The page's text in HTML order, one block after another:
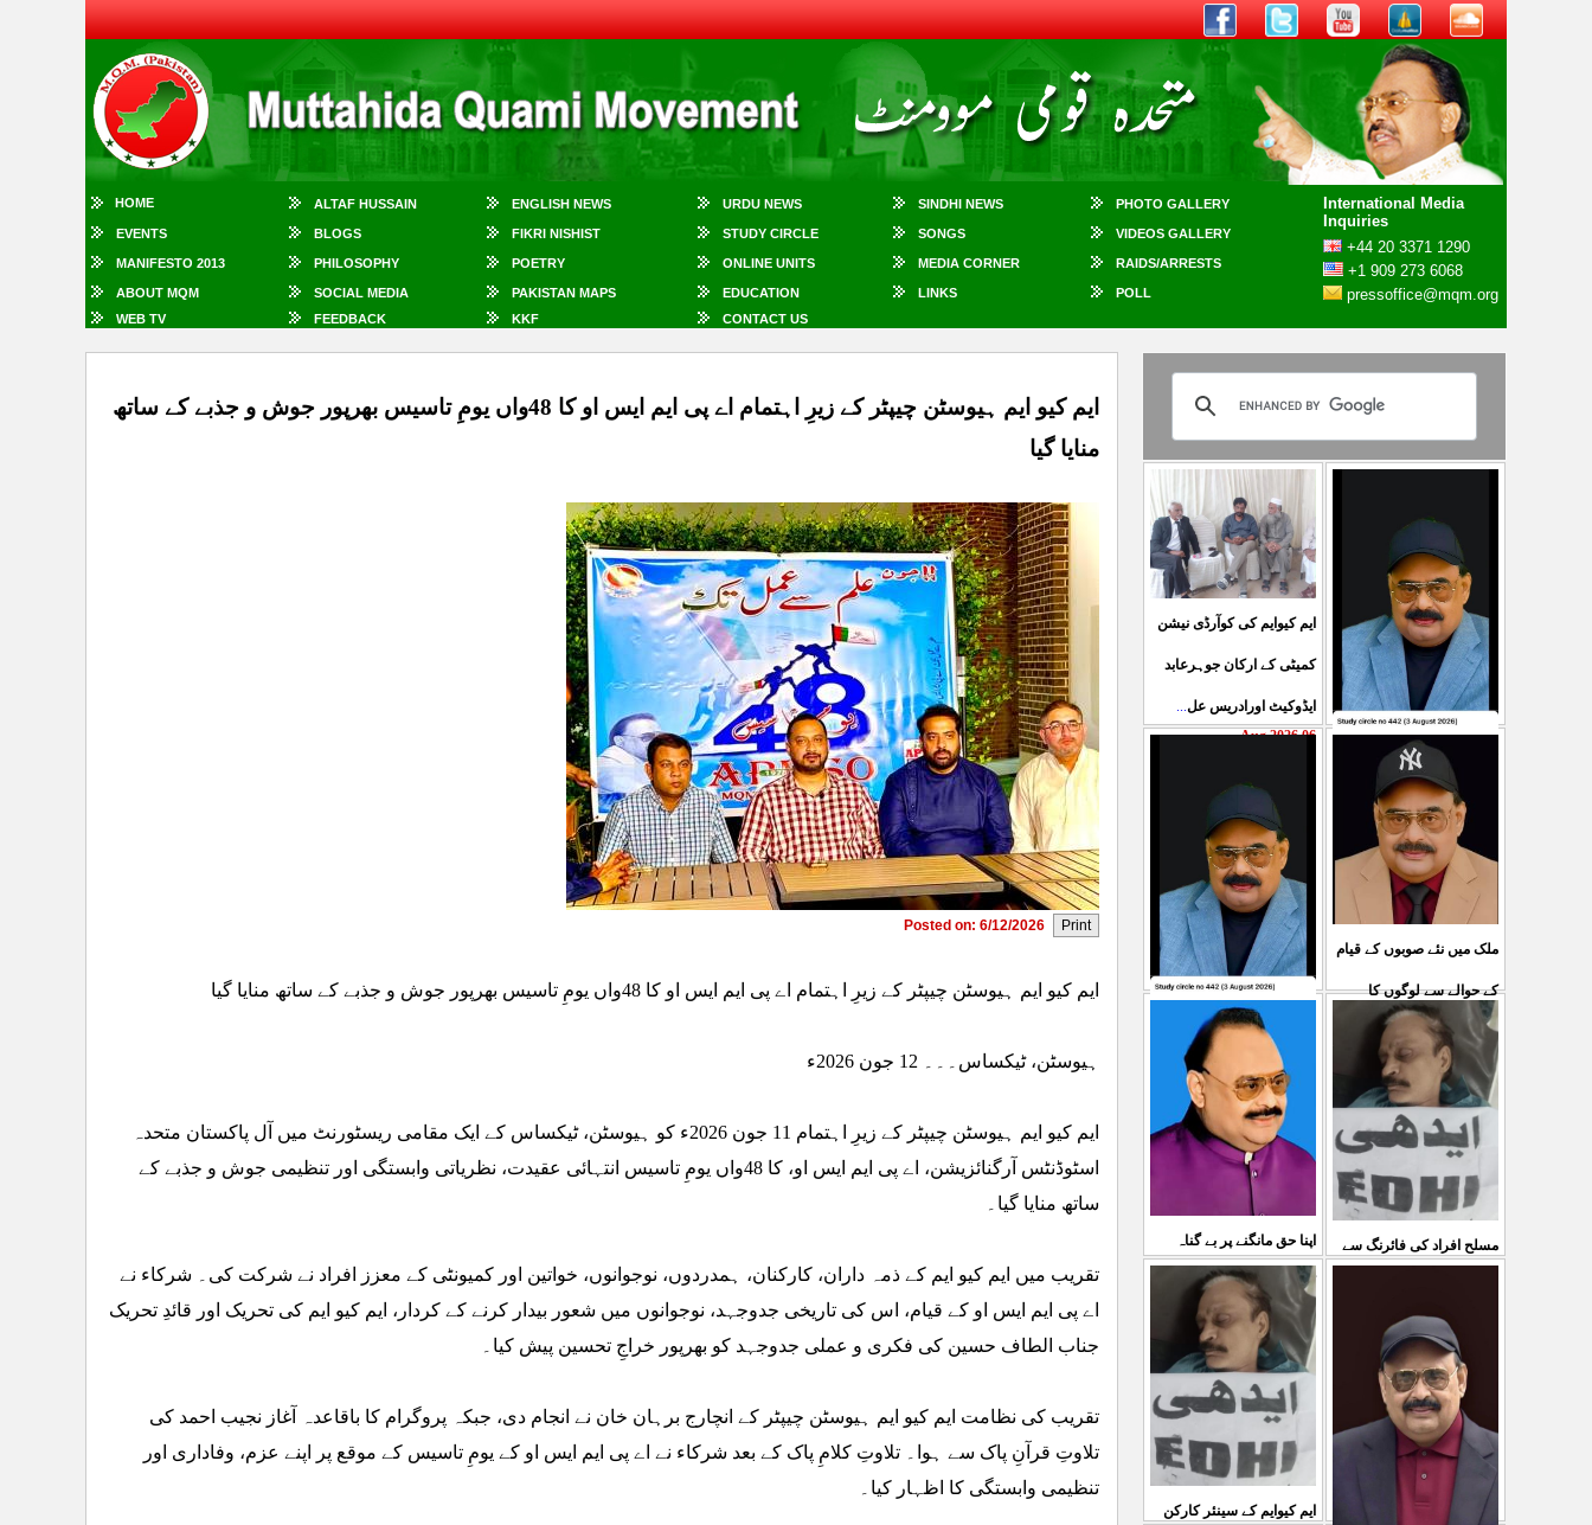
HOME ALTAF HUSSAIN ENGLISH NEWS URDU NEWS SINDHI NEWS PHOTO GALLERY
International Media
Inquiries
+44 20 3371 1290
+1 909 273 6068
pressoffice@mqm.org
EVENTS BLOGS FIKRI NISHIST STUDY CIRCLE SONGS VIDEOS GALLERY
MANIFESTO 2013 PHILOSOPHY POETRY ONLINE UNITS MEDIA CORNER RAIDS/ARRESTS
ABOUT MQM SOCIAL MEDIA PAKISTAN MAPS EDUCATION LINKS
POLL
WEB TV
FEEDBACK KKF CONTACT US
ایم کیو ایم ہیوسٹن چیپٹر کے زیرِ اہتمام اے پی ایم ایس او کا 48واں یومِ تاسیس بھرپور جوش و جذبے کے ساتھ
منایا گیا
Posted on: 6/12/2026
ایم کیو ایم ہیوسٹن چیپٹر کے زیرِ اہتمام اے پی ایم ایس او کا 48واں یومِ تاسیس بھرپور جوش و جذبے کے ساتھ منایا گیا
ہیوسٹن، ٹیکساس۔۔۔ 12 جون 2026ء
ایم کیو ایم ہیوسٹن چیپٹر کے زیرِ اہتمام 11 جون 2026ء کو ہیوسٹن، ٹیکساس کے ایک مقامی ریسٹورنٹ میں آل پاکستان متحدہ
اسٹوڈنٹس آرگنائزیشن، اے پی ایم ایس او، کا 48واں یومِ تاسیس انتہائی عقیدت، نظریاتی وابستگی اور تنظیمی جوش و جذبے کے
ساتھ منایا گیا۔
تقریب میں ایم کیو ایم کے ذمہ داران، کارکنان، ہمدردوں، نوجوانوں، خواتین اور کمیونٹی کے معزز افراد نے شرکت کی۔ شرکاء نے
اے پی ایم ایس او کے قیام، اس کی تاریخی جدوجہد، نوجوانوں میں شعور بیدار کرنے کے کردار، ایم کیو ایم کی تحریک اور قائدِ تحریک
جناب الطاف حسین کی فکری و عملی جدوجہد کو بھرپور خراجِ تحسین پیش کیا۔
تقریب کی نظامت ایم کیو ایم ہیوسٹن چیپٹر کے انچارج برہان خان نے انجام دی، جبکہ پروگرام کا باقاعدہ آغاز نجیب احمد کی
تلاوتِ قرآنِ پاک سے ہوا۔ تلاوتِ کلامِ پاک کے بعد شرکاء نے اے پی ایم ایس او کے یومِ تاسیس کے موقع پر اپنے عزم، وفاداری اور
تنظیمی وابستگی کا اظہار کیا۔
ایم کیوایم کی کوآرڈی نیشن
کمیٹی کے ارکان جوہرعابد
ایڈوکیٹ اورادریس عل...
06 Aug 2026
حکومت پاکستان کی جانب
سے آزادکشمیرالیکشن کی
صحیح رپورٹنگ کرنے والے
...
کشمیرکا کونہ کونہ لہو
لہو ہے لیکن حکومت کواس
کی کوئی پرواہ نہیں ہے
04 Aug 2026
ملک میں نئے صوبوں کے قیام
کے حوالے سے لوگوں کا
مطالبہ بالکل درست ہے۔ ا
03 Aug 2026
اپنا حق مانگنے پر بے گناہ
کشمیریوں کو گولیاں مارکر
شہ رگ کوکاٹ دیا گی
31 Jul 2026
مسلح افراد کی فائرنگ سے
سمیع الدین رحمانی ک
ایم کیوایم کے سینئر کارکن